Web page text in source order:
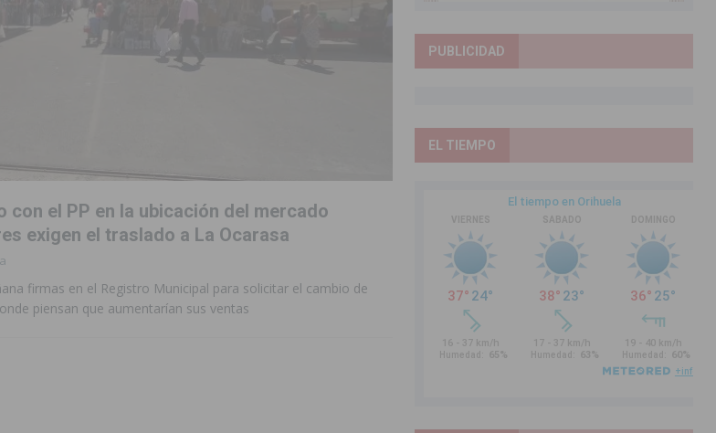
con el PP en la ubicación del mercado
exigen el traslado a La Ocarasa
firmas en el Registro Municipal para solicitar el cambio de
piensan que aumentarían sus ventas
PUBLICIDAD
EL TIEMPO